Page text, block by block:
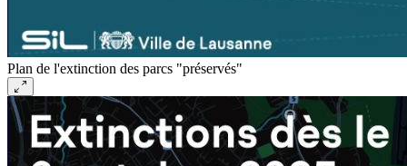
Plan de l'extinction des parcs "préservés"